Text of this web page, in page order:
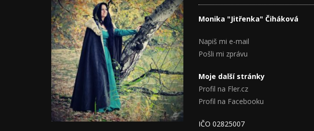
Monika "Jitřenka" Čiháková
Napiš mi e-mail
Pošli mi zprávu
Moje další stránky
Profil na Fler.cz
Profil na Facebooku
IČO 02825007